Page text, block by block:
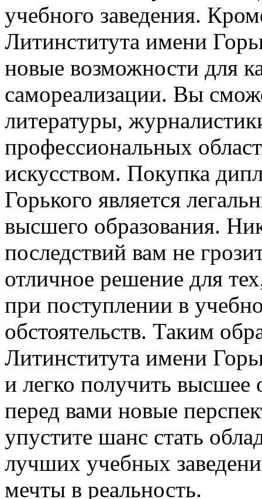
учебного заведения.
Литинститута имени
новые возможности для
самореализации. Вы
литературы,
профессиональных
искусством. Покупка
Горького является
высшего образования.
последствий вам не
отличное решение для
при поступлении в
обстоятельств. Таким
Литинститута имени
и легко получить высшее
перед вами новые
упустите шанс стать
лучших учебных
мечты в реальность.